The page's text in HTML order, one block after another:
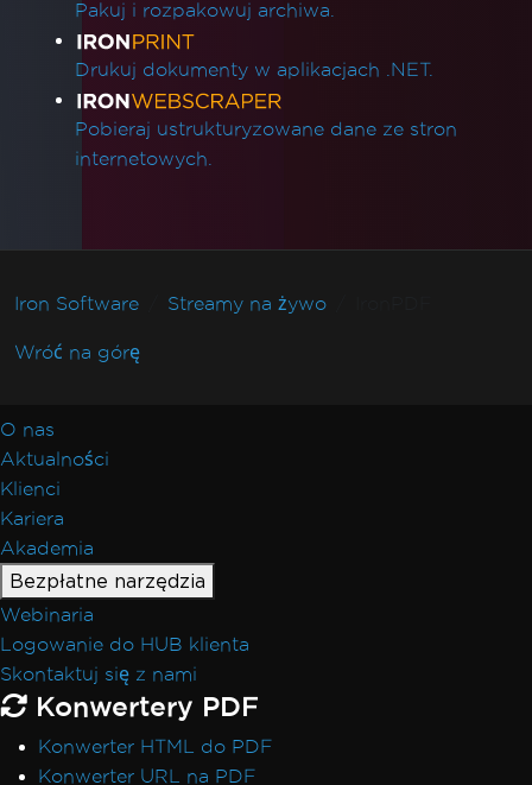
Pakuj i rozpakowuj archiwa.
Drukuj dokumenty w aplikacjach .NET.
Pobieraj ustrukturyzowane dane ze stron
internetowych.
Iron Software Streamy na żywo
Wróć na górę
O nas
Aktualności
Klienci
Kariera
Akademia
Bezpłatne narzędzia
Webinaria
Logowanie do HUB klienta
Skontaktuj się z nami
Konwertery PDF
Konwerter HTML do PDF
Konwerter URL na PDF